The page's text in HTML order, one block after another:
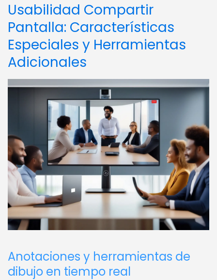
Usabilidad Compartir
Pantalla: Características
Especiales y Herramientas
Adicionales
Anotaciones y herramientas de
dibujo en tiempo real